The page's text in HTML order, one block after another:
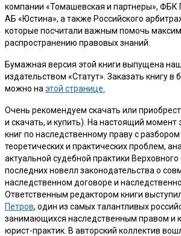
компании «Томашевская и партнеры», ФБК
АБ «Юстина», а также Российского
которые посчитали важным помочь
распространению правовых знаний.
Бумажная версия этой книги выпущена
издательством «Статут». Заказать книгу
можно на этой странице.
Очень рекомендуем скачать или
и скачать, и купить). На настоящий момент
книг по наследственному праву с
теоретических и практических проблем,
актуальной судебной практики
последних новелл законодательства о
наследственном договоре и
Ответственным редактором книги
Петров, один из самых талантливых
занимающихся наследственным правом и
юрист-практик. В авторский коллектив